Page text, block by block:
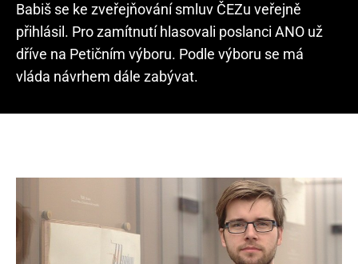
Babiš se ke zveřejňování smluv ČEZu veřejně
přihlásil. Pro zamítnutí hlasovali poslanci ANO už
dříve na Petičním výboru. Podle výboru se má
vláda návrhem dále zabývat.